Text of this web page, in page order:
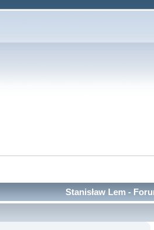
Stanisław Lem -